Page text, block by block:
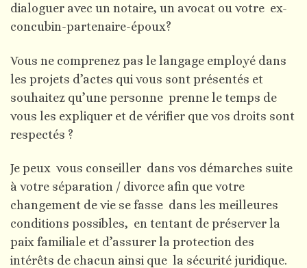
dialoguer avec un notaire, un avocat ou votre ex-
concubin-partenaire-époux?
Vous ne comprenez pas le langage employé dans
les projets d’actes qui vous sont présentés et
souhaitez qu’une personne prenne le temps de
vous les expliquer et de vérifier que vos droits sont
respectés ?
Je peux vous conseiller dans vos démarches suite
à votre séparation / divorce afin que votre
changement de vie se fasse dans les meilleures
conditions possibles, en tentant de préserver la
paix familiale et d’assurer la protection des
intérêts de chacun ainsi que la sécurité juridique.